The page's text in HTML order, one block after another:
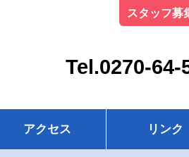
スタッフ募
Tel.0270-64-
アクセス リンク